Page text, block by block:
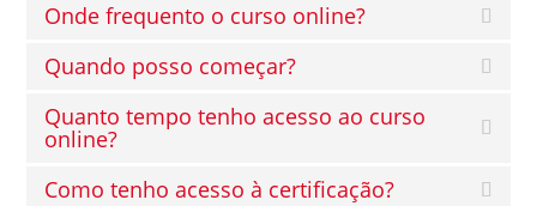
Onde frequento o curso online?
Quando posso começar?
Quanto tempo tenho acesso ao curso
online?
Como tenho acesso à certificação?